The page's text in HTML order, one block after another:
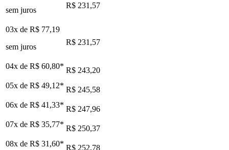
sem juros
R$ 231,57
03x de R$ 77,19
sem juros
R$ 231,57
04x de R$ 60,80* R$ 243,20
05x de R$ 49,12* R$ 245,58
06x de R$ 41,33* R$ 247,96
07x de R$ 35,77* R$ 250,37
08x de R$ 31,60* R$ 252,78